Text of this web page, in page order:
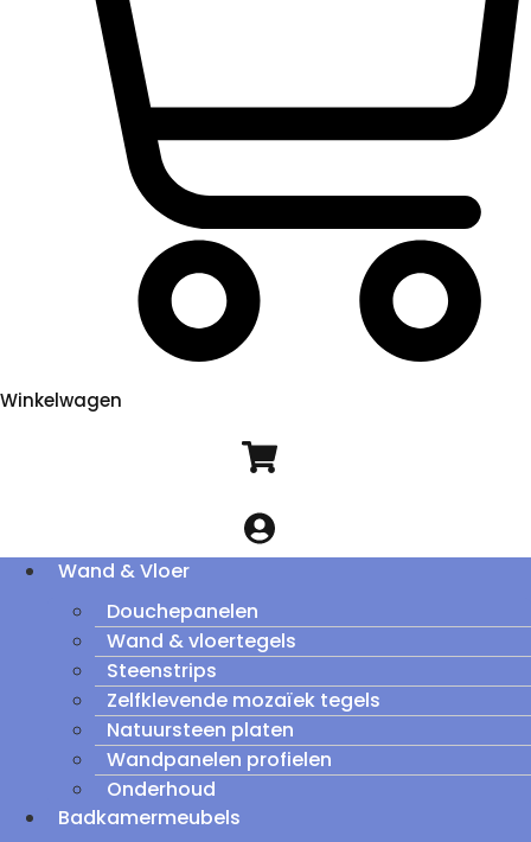
Winkelwagen
Wand & Vloer
Douchepanelen
Wand & vloertegels
Steenstrips
Zelfklevende mozaïek tegels
Natuursteen platen
Wandpanelen profielen
Onderhoud
Badkamermeubels